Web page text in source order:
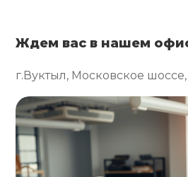
Ждем вас в нашем
г.Вуктыл, Московское